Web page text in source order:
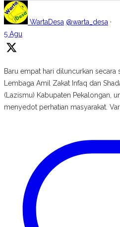
WartaDesa @warta_desa ·
5 Agu
Baru empat hari diluncurkan
Lembaga Amil Zakat Infaq dan
(Lazismu) Kabupaten Pekalongan,
menyedot perhatian masyarakat.